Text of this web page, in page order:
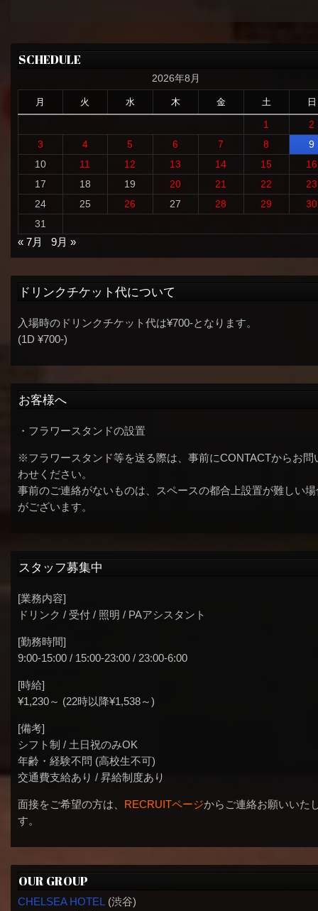
SCHEDULE
2026年8月
月 火 水 木 金 土 日
1
2
3
4 5 6 7 8
9
10
11 12 13 14 15
16
17
18 19 20 21 22
23
24
25 26 27 28 29
30
31
« 7月
9月 »
ドリンクチケット代について
入場時のドリンクチケット代は¥700-となります。
(1D ¥700-)
お客様へ
・フラワースタンドの設置
※フラワースタンド等を送る際は、事前にCONTACTからお問
わせください。
事前のご連絡がないものは、スペースの都合上設置が難しい場
がございます。
スタッフ募集中
[業務内容]
ドリンク / 受付 / 照明 / PAアシスタント
[勤務時間]
9:00-15:00 / 15:00-23:00 / 23:00-6:00
[時給]
¥1,230～ (22時以降¥1,538～)
[備考]
シフト制 / 土日祝のみOK
年齢・経験不問 (高校生不可)
交通費支給あり / 昇給制度あり
面接をご希望の方は、 RECRUITページからご連絡お願いいた
す。
OUR GROUP
CHELSEA HOTEL (渋谷)